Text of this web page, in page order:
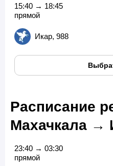
15:40 → 18:45
прямой
Икар, 988
Расписание
Махачкала →
23:40 → 03:30
прямой